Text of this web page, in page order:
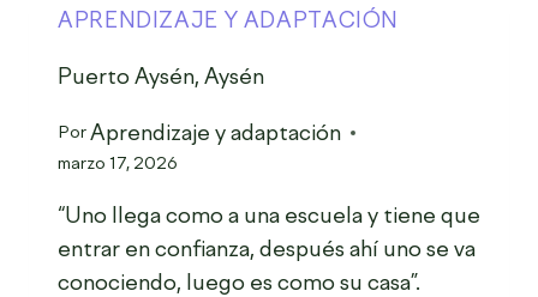
APRENDIZAJE Y ADAPTACIÓN
Puerto Aysén, Aysén
PorAprendizaje y adaptación
marzo 17, 2026
“Uno llega como a una escuela y tiene que
entrar en confianza, después ahí uno se va
conociendo, luego es como su casa”.